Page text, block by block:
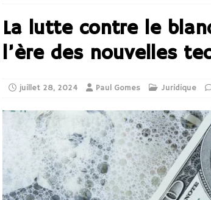
La lutte contre le
l’ère des nouvelles
juillet 28, 2024 Paul Gomes Juridique